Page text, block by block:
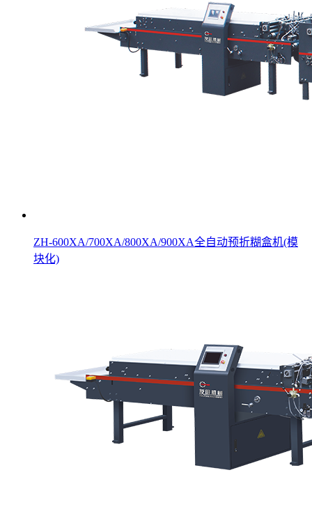
ZH-600XA/700XA/800XA/900XA全自动预折糊盒机(模
块化)